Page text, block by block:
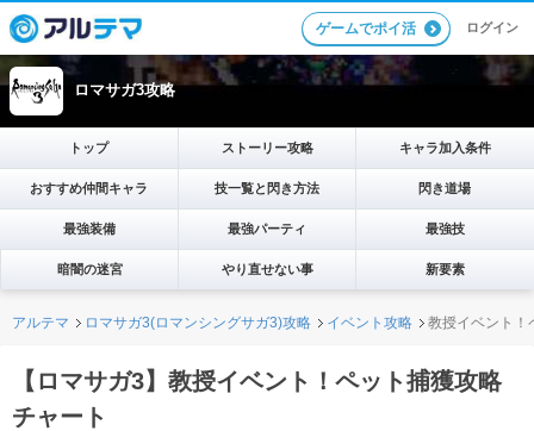
ゲームでポイ活 ログイン
ロマサガ3攻略
トップ ストーリー攻略 キャラ加入条件
おすすめ仲間キャラ 技一覧と閃き方法 閃き道場
最強装備 最強パーティ 最強技
暗闇の迷宮 やり直せない事 新要素
アルテマ ロマサガ3(ロマンシングサガ3)攻略 イベント攻略 教授イベント！
【ロマサガ3】教授イベント！ペット捕獲攻略
チャート